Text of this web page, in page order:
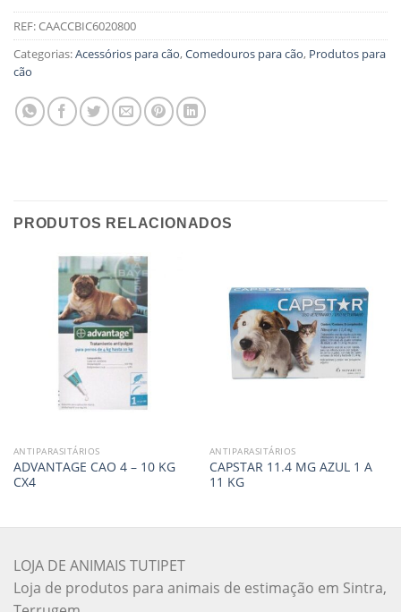
REF:CAACCBIC6020800
Categorias:Acessórios para cão,Comedouros para cão, Produtos para
cão
PRODUTOS RELACIONADOS
ANTIPARASITÁRIOS
ADVANTAGE CAO 4 – 10 KG
CX4
ANTIPARASITÁRIOS
CAPSTAR 11.4 MG AZUL 1 A
11 KG
LOJA DE ANIMAIS TUTIPET
Loja de produtos para animais de estimação em Sintra,